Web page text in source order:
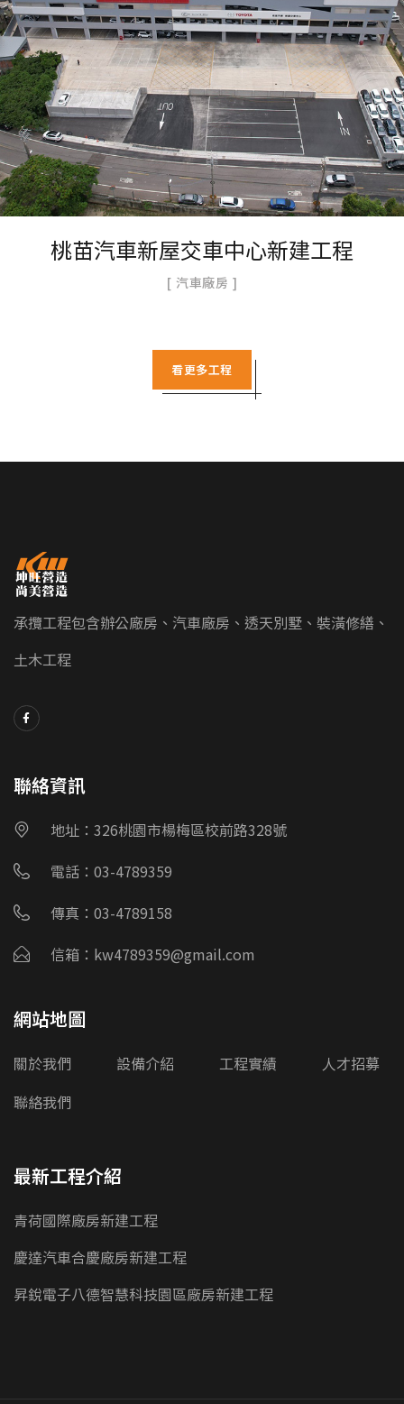
桃苗汽車新屋交車中心新建工程
汽車廠房
看更多工程
承攬工程包含辦公廠房、汽車廠房、透天別墅、裝潢修繕、
土木工程
聯絡資訊
地址：326桃園市楊梅區校前路328號
電話：03-4789359
傳真：03-4789158
信箱：kw4789359@gmail.com
網站地圖
關於我們 設備介紹 工程實績
人才招募
聯絡我們
最新工程介紹
青荷國際廠房新建工程
慶達汽車合慶廠房新建工程
昇銳電子八德智慧科技園區廠房新建工程